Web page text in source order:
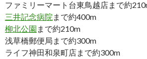
ファミリーマート台東鳥越店まで約
三井記念病院 まで約400m
柳北公園 まで約210m
浅草橋郵便局まで約300m
ライフ神田和泉町店まで約300m